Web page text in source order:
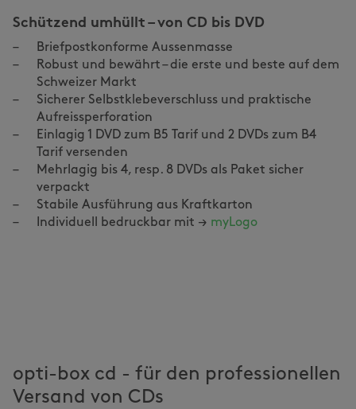
Schützend umhüllt – von CD bis DVD
Briefpostkonforme Aussenmasse
Robust und bewährt – die erste und beste auf dem
Schweizer Markt
Sicherer Selbstklebeverschluss und praktische
Aufreissperforation
Einlagig 1 DVD zum B5 Tarif und 2 DVDs zum B4
Tarif versenden
Mehrlagig bis 4, resp. 8 DVDs als Paket sicher
verpackt
Stabile Ausführung aus Kraftkarton
Individuell bedruckbar mit → myLogo
opti-box cd - für den professionellen
Versand von CDs